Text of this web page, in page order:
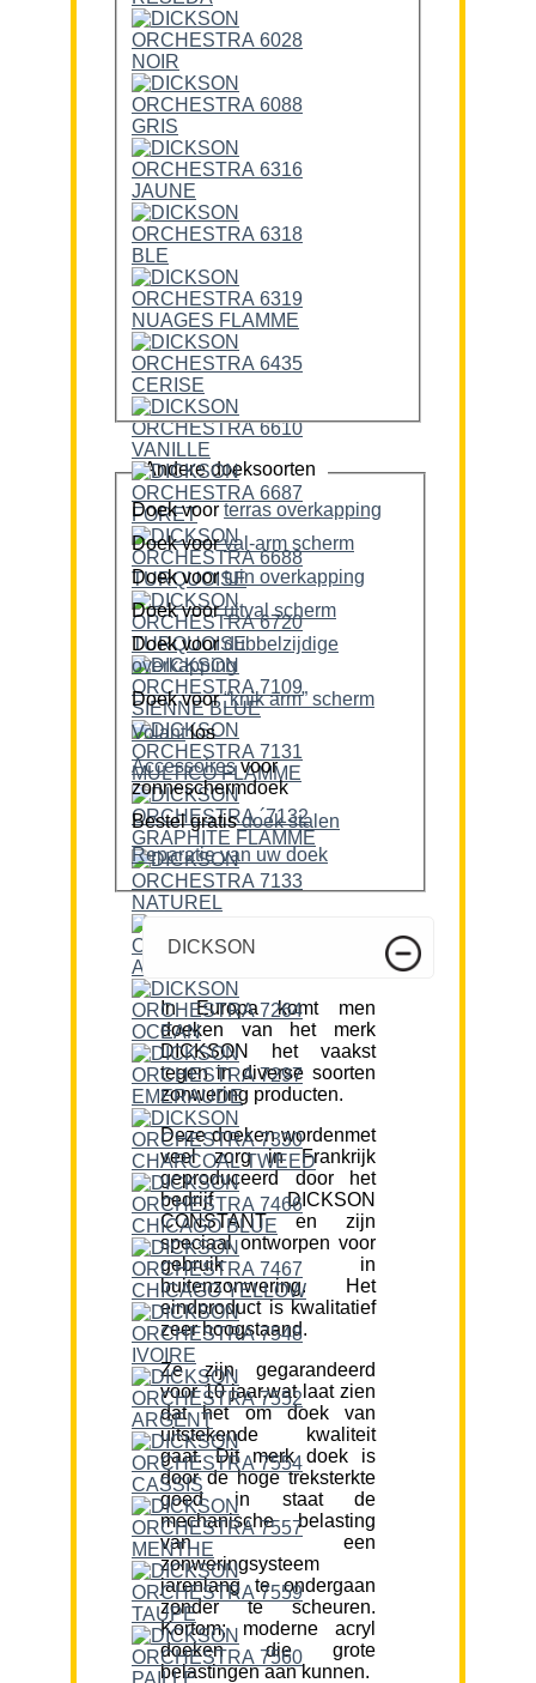
Andere doeksoorten
Doek voor terras overkapping
Doek voor
val-arm scherm
Doek voor
tuin overkapping
Doek voor
uitval scherm
Doek voordubbelzijdige
overkapping
Doek voor
“knik arm” scherm
Volantlos
Accessoiresvoor
zonneschermdoek
Bestel gratis doek stalen
Reparatie van uw doek
DICKSON
In Europa komt men
doeken van het merk
DICKSON het vaakst
tegen in diverse soorten
zonwering producten.
Deze doeken wordenmet
veel zorg in Frankrijk
geproduceerd door het
bedrijf DICKSON
CONSTANT en zijn
speciaal ontworpen voor
gebruik in
buitenzonwering. Het
eindproduct is kwalitatief
zeer hoogstaand.
Ze zijn gegarandeerd
voor 10 jaar,wat laat zien
dat het om doek van
uitstekende kwaliteit
gaat. Dit merk doek is
door de hoge treksterkte
goed in staat de
mechanische belasting
van een
zonweringsysteem
jarenlang te ondergaan
zonder te scheuren.
Kortom; moderne acryl
doeken die grote
belastingen aan kunnen.